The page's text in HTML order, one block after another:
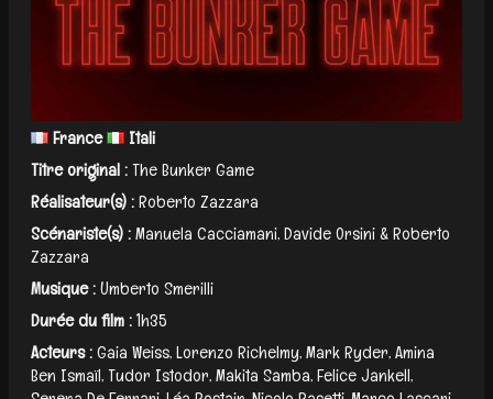
France
Itali
Titre original :The Bunker Game
Réalisateur(s) :Roberto Zazzara
Scénariste(s) :Manuela Cacciamani, Davide Orsini & Roberto
Zazzara
Musique :Umberto Smerilli
Durée du film :1h35
Acteurs :Gaia Weiss, Lorenzo Richelmy, Mark Ryder, Amina
Ben Ismaïl, Tudor Istodor, Makita Samba, Felice Jankell,